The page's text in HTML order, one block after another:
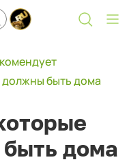
должны быть дома
дома